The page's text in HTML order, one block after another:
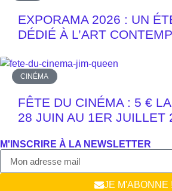
EXPORAMA 2026 : UN
DÉDIÉ À L’ART
CINÉMA
FÊTE DU CINÉMA : 5 €
28 JUIN AU 1ER JUILLET
M'INSCRIRE À LA NEWSLETTER
JE M'ABONNE !